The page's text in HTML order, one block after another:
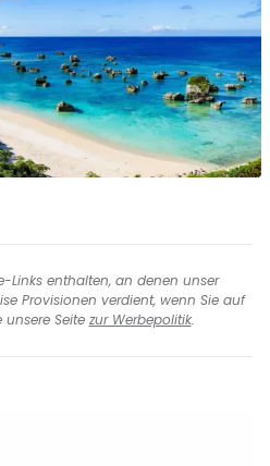
Links enthalten, an denen unser
Provisionen verdient, wenn Sie auf
unsere Seite zur Werbepolitik.